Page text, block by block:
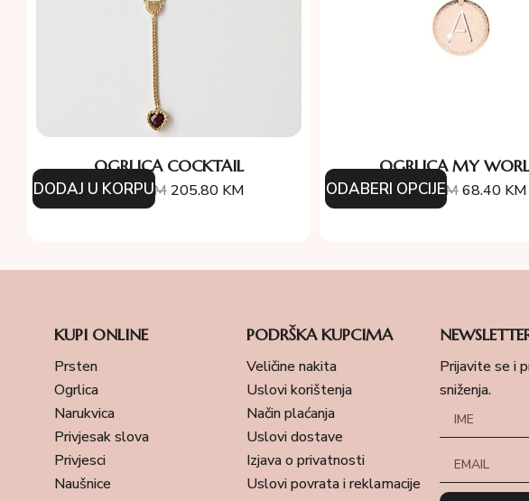
OGRLICA COCKTAIL
294.00KM 205.80 KM
DODAJ U KORPU
OGRLICA MY
76.00KM68.40 KM
ODABERI OPCIJE
KUPI ONLINE
Prsten
Ogrlica
Narukvica
Privjesak slova
Privjesci
Naušnice
PODRŠKA KUPCIMA
Veličine nakita
Uslovi korištenja
Način plaćanja
Uslovi dostave
Izjava o privatnosti
Uslovi povrata i reklamacije
Prijavite se i
sniženja.